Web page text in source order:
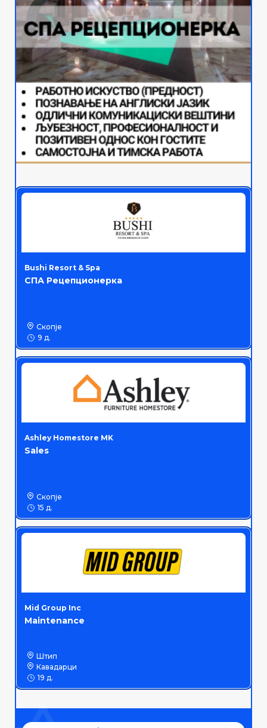
Bushi Resort & Spa
СПА Рецепционерка
Скопје
9 д.
Ashley Homestore MK
Sales
Скопје
15 д.
Mid Group Inc
Maintenance
Штип
Кавадарци
19 д.